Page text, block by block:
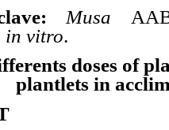
Musa
in vitro.
doses of
plantlets in